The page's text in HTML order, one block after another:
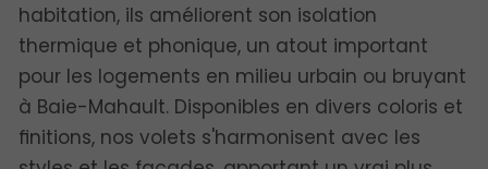
habitation, ils améliorent son isolation
thermique et phonique, un atout important
pour les logements en milieu urbain ou bruyant
à Baie-Mahault. Disponibles en divers coloris et
finitions, nos volets s'harmonisent avec les